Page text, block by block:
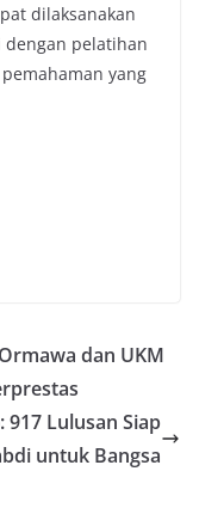
dilaksanakan
pelatihan
yang
dan UKM
917 Lulusan Siap
untuk Bangsa